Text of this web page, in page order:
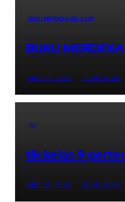
BUKU MERDEKA BELAJAR
BUKU
APR 25, 2022 SIDIK JUNA
TIK
tik kelas 9
SEP 17, 2021 SIDIK JUNA